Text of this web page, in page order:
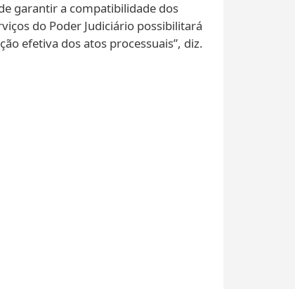
garantir a compatibilidade dos
do Poder Judiciário possibilitará
efetiva dos atos processuais”, diz.